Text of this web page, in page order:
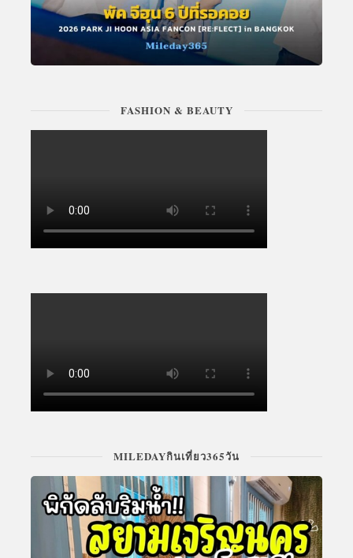
FASHION & BEAUTY
MILEDAYกินเที่ยว365วัน